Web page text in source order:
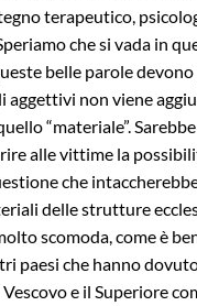
terapeutico,
che si vada in
belle parole
aggettivi non viene
“materiale”.
alle vittime la
che
delle strutture
scomoda, come è
paesi che hanno
Vescovo e il Superiore